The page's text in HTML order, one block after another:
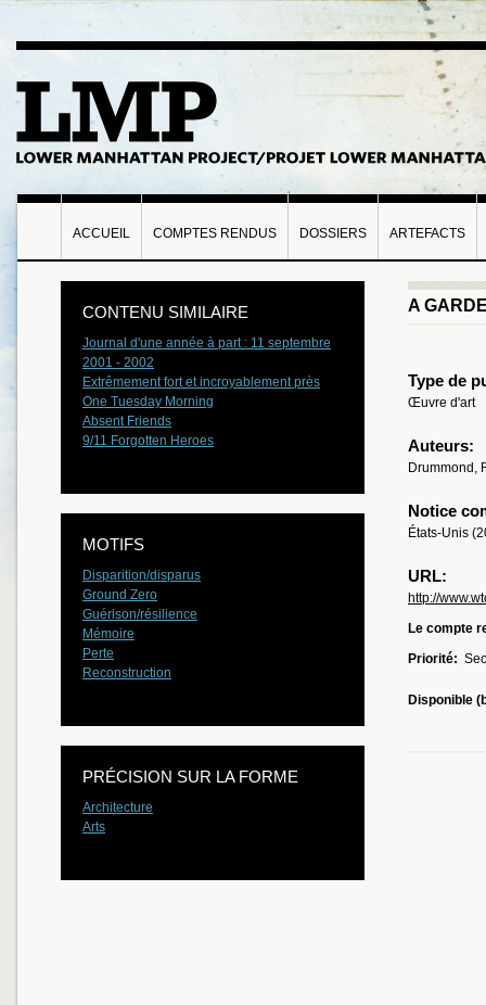
ACCUEIL COMPTES RENDUS DOSSIERS ARTEFACTS
A
Type de
Œuvre d'art
Auteurs:
Drummond,
Notice
États-Unis
URL:
http://
Le compte
Priorité:
Disponible
CONTENU SIMILAIRE
Journal d'une année à part : 11 septembre
2001 - 2002
Extrêmement fort et incroyablement près
One Tuesday Morning
Absent Friends
9/11 Forgotten Heroes
MOTIFS
Disparition/disparus
Ground Zero
Guérison/résilience
Mémoire
Perte
Reconstruction
PRÉCISION SUR LA FORME
Architecture
Arts